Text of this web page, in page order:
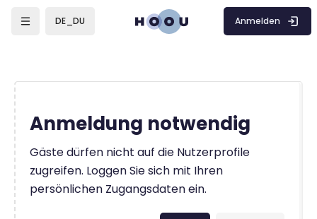
DE_DU Anmelden
Anmeldung notwendig
Gäste dürfen nicht auf die Nutzerprofile
zugreifen. Loggen Sie sich mit Ihren
persönlichen Zugangsdaten ein.